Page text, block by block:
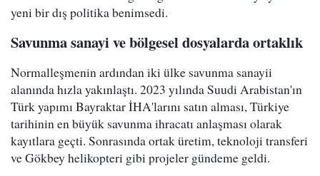
yeni bir dış politika benimsedi.
Savunma sanayi ve bölgesel dosyalarda ortaklık
Normalleşmenin ardından iki ülke savunma sanayii
alanında hızla yakınlaştı. 2023 yılında Suudi Arabistan'ın
Türk yapımı Bayraktar İHA'larını satın alması, Türkiye
tarihinin en büyük savunma ihracatı anlaşması olarak
kayıtlara geçti. Sonrasında ortak üretim, teknoloji transferi
ve Gökbey helikopteri gibi projeler gündeme geldi.